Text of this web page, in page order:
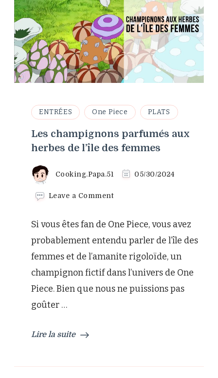
ENTRÉES One Piece PLATS
Les champignons parfumés aux
herbes de l’île des femmes
Cooking.Papa.51 05/30/2024
Leave a Commenton
parfumés
aux
herbes
de
des
femmes
Si vous êtes fan de One Piece, vous avez
probablement entendu parler de l’île des
femmes et de l’amanite rigoloïde, un
champignon fictif dans l’univers de One
Piece. Bien que nous ne puissions pas
goûter …
Lire la suite